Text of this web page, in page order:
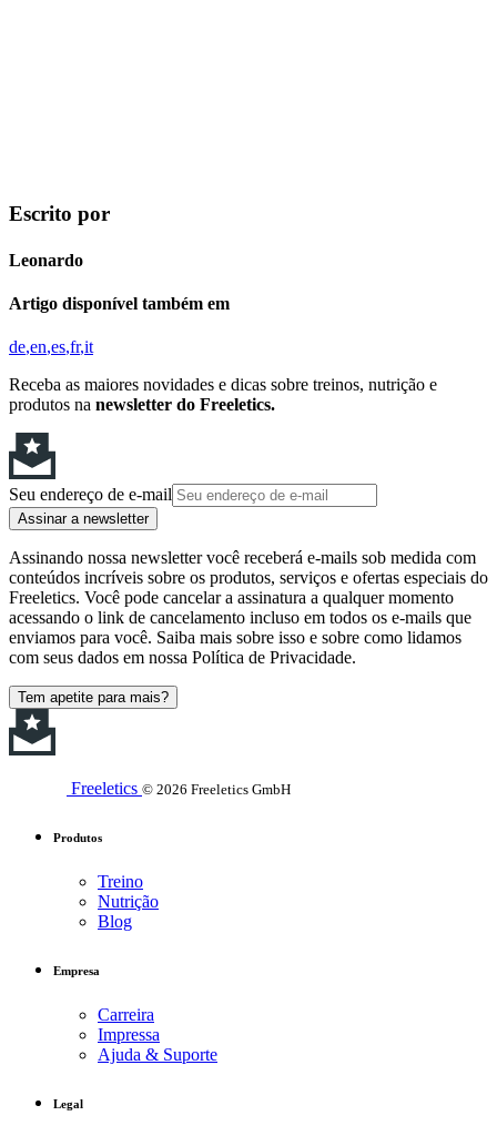
Escrito por
Leonardo
Artigo disponível também em
de en es fr it
Receba as maiores novidades e dicas sobre treinos, nutrição e
produtos na newsletter do Freeletics.
Seu endereço de e-mail
Assinar a newsletter
Assinando nossa newsletter você receberá e-mails sob medida com
conteúdos incríveis sobre os produtos, serviços e ofertas especiais do
Freeletics. Você pode cancelar a assinatura a qualquer momento
acessando o link de cancelamento incluso em todos os e-mails que
enviamos para você. Saiba mais sobre isso e sobre como lidamos
com seus dados em nossa Política de Privacidade.
Tem apetite para mais?
Freeletics © 2026 Freeletics GmbH
Produtos
Treino
Nutrição
Blog
Empresa
Carreira
Impressa
Ajuda & Suporte
Legal